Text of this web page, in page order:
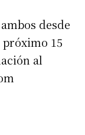
desde
15
al